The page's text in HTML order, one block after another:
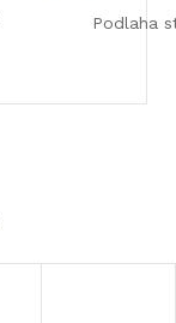
Podlaha